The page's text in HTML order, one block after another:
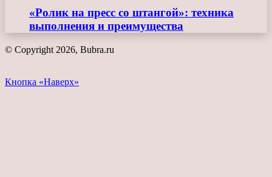
«Ролик на пресс со штангой»: техника
выполнения и преимущества
© Copyright 2026, Bubra.ru
Кнопка «Наверх»